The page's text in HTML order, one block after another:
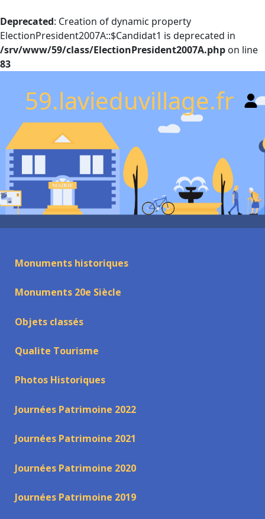
Deprecated: Creation of dynamic property
ElectionPresident2007A::$Candidat1 is deprecated in
/srv/www/59/class/ElectionPresident2007A.php on line
83
59.lavieduvillage.fr
Monuments historiques
Monuments 20e Siècle
Objets classés
Qualite Tourisme
Photos Historiques
Journées Patrimoine 2022
Journées Patrimoine 2021
Journées Patrimoine 2020
Journées Patrimoine 2019